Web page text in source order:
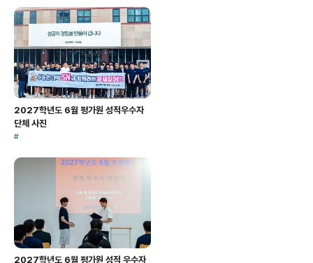
2027학년도 6월 평가원 성적우수자
단체 사진
#
2027학년도 6월 평가원 성적 우수자